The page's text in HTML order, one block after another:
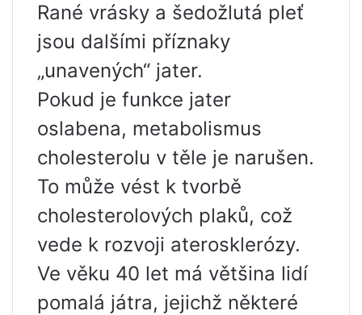
Rané vrásky a šedožlutá pleť
jsou dalšími příznaky
„unavených“ jater.
Pokud je funkce jater
oslabena, metabolismus
cholesterolu v těle je narušen.
To může vést k tvorbě
cholesterolových plaků, což
vede k rozvoji aterosklerózy.
Ve věku 40 let má většina lidí
pomalá játra, jejichž některé